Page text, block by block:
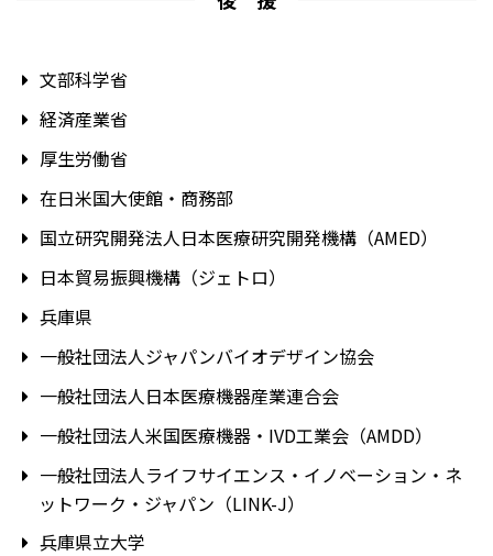
文部科学省
経済産業省
厚生労働省
在日米国大使館・商務部
国立研究開発法人日本医療研究開発機構（AMED）
日本貿易振興機構（ジェトロ）
兵庫県
一般社団法人ジャパンバイオデザイン協会
一般社団法人日本医療機器産業連合会
一般社団法人米国医療機器・IVD工業会（AMDD）
一般社団法人ライフサイエンス・イノベーション・ネ
ットワーク・ジャパン（LINK-J）
兵庫県立大学